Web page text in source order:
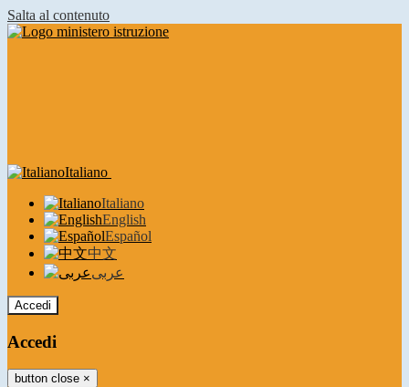
Salta al contenuto
Italiano
Italiano
English
Español
中文
عربى
Accedi
Accedi
button close ×